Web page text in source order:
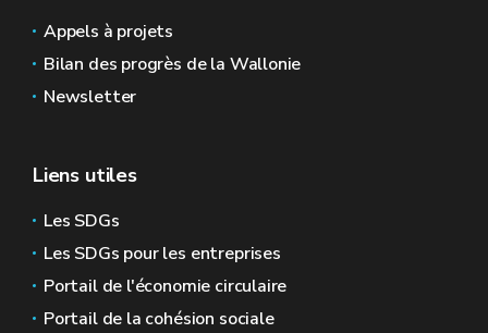
Appels à projets
Bilan des progrès de la Wallonie
Newsletter
Liens utiles
Les SDGs
Les SDGs pour les entreprises
Portail de l'économie circulaire
Portail de la cohésion sociale